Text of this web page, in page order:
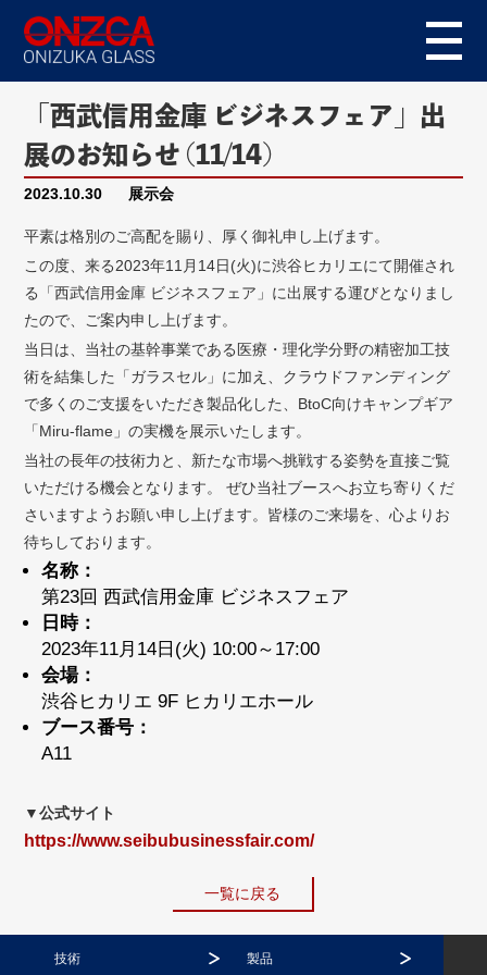
「西武信用金庫 ビジネスフェア」出
展のお知らせ (11/14)
2023.10.30 展示会
平素は格別のご高配を賜り、厚く御礼申し上げます。
この度、来る2023年11月14日(火)に渋谷ヒカリエにて開催され
る「西武信用金庫 ビジネスフェア」に出展する運びとなりまし
たので、ご案内申し上げます。
当日は、当社の基幹事業である医療・理化学分野の精密加工技
術を結集した「ガラスセル」に加え、クラウドファンディング
で多くのご支援をいただき製品化した、BtoC向けキャンプギア
「Miru-flame」の実機を展示いたします。
当社の長年の技術力と、新たな市場へ挑戦する姿勢を直接ご覧
いただける機会となります。 ぜひ当社ブースへお立ち寄りくだ
さいますようお願い申し上げます。皆様のご来場を、心よりお
待ちしております。
名称：
第23回 西武信用金庫 ビジネスフェア
日時：
2023年11月14日(火) 10:00～17:00
会場：
渋谷ヒカリエ 9F ヒカリエホール
ブース番号：
A11
▼公式サイト
https://www.seibubusinessfair.com/
一覧に戻る
技術 製品